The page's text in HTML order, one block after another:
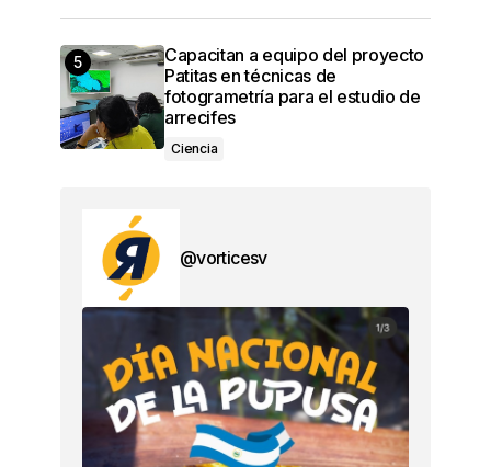
Capacitan a equipo del proyecto
Patitas en técnicas de
fotogrametría para el estudio de
arrecifes
Ciencia
@vorticesv